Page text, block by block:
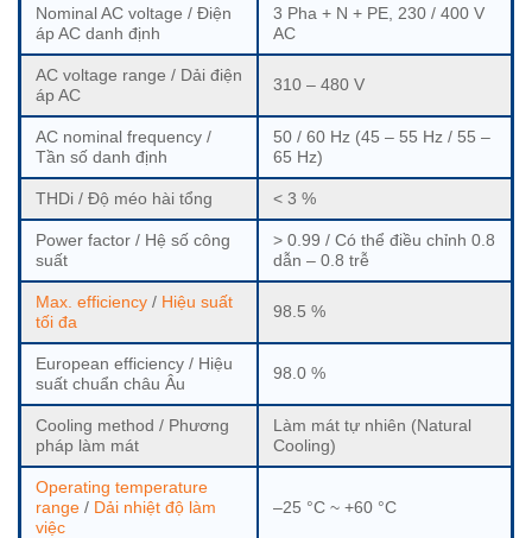
Nominal AC voltage / Điện
áp AC danh định
3 Pha + N + PE, 230 / 400 V
AC
AC voltage range / Dải điện
áp AC
310 – 480 V
AC nominal frequency /
Tần số danh định
50 / 60 Hz (45 – 55 Hz / 55 –
65 Hz)
THDi / Độ méo hài tổng < 3 %
Power factor / Hệ số công
suất
> 0.99 / Có thể điều chỉnh 0.8
dẫn – 0.8 trễ
Max. efficiency / Hiệu suất
tối đa
98.5 %
European efficiency / Hiệu
suất chuẩn châu Âu
98.0 %
Cooling method / Phương
pháp làm mát
Làm mát tự nhiên (Natural
Cooling)
Operating temperature
range / Dải nhiệt độ làm
việc
–25 °C ~ +60 °C